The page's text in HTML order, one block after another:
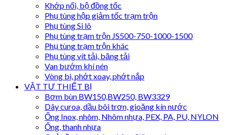
Khớp nối, bộ đồng tốc
Phụ tùng hộp giảm tốc trạm trộn
Phụ tùng Si lô
Phụ tùng trạm trộn JS500-750-1000-1500
Phụ tùng trạm trộn khác
Phụ tùng vít tải, băng tải
Van bướm khí nén
Vòng bi, phớt xoay, phớt nắp
VẬT TƯ THIẾT BỊ
Bơm bùn BW150,BW250, BW3329
Dây curoa, dầu bôi trơn, gioăng kín nước
Ống Inox, nhôm, Nhôm nhựa, PEX, PA, PU, NYLON
Ống, thanh nhựa